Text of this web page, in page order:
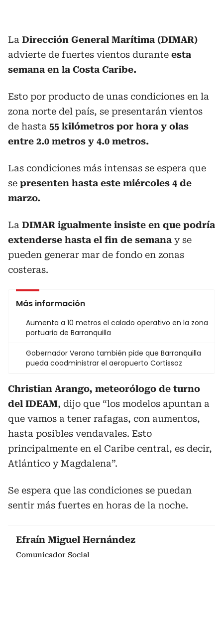
La Dirección General Marítima (DIMAR)
advierte de fuertes vientos durante esta
semana en la Costa Caribe.
Esto por producto de unas condiciones en la
zona norte del país, se presentarán vientos
de hasta 55 kilómetros por hora y olas
entre 2.0 metros y 4.0 metros.
Las condiciones más intensas se espera que
se presenten hasta este miércoles 4 de
marzo.
La DIMAR igualmente insiste en que podría
extenderse hasta el fin de semana y se
pueden generar mar de fondo en zonas
costeras.
Más información
Aumenta a 10 metros el calado operativo en la zona
portuaria de Barranquilla
Gobernador Verano también pide que Barranquilla
pueda coadministrar el aeropuerto Cortissoz
Christian Arango, meteorólogo de turno
del IDEAM, dijo que “los modelos apuntan a
que vamos a tener rafagas, con aumentos,
hasta posibles vendavales. Esto
principalmente en el Caribe central, es decir,
Atlántico y Magdalena”.
Se espera que las condiciones se puedan
sentir más fuertes en horas de la noche.
Efraín Miguel Hernández
Comunicador Social